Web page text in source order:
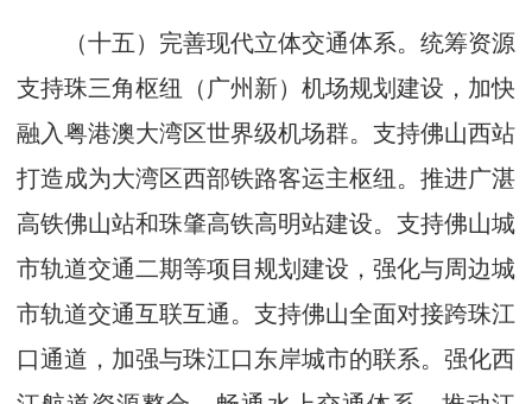
（十五）完善现代立体交通体系。统筹资源
支持珠三角枢纽（广州新）机场规划建设，加快
融入粤港澳大湾区世界级机场群。支持佛山西站
打造成为大湾区西部铁路客运主枢纽。推进广湛
高铁佛山站和珠肇高铁高明站建设。支持佛山城
市轨道交通二期等项目规划建设，强化与周边城
市轨道交通互联互通。支持佛山全面对接跨珠江
口通道，加强与珠江口东岸城市的联系。强化西